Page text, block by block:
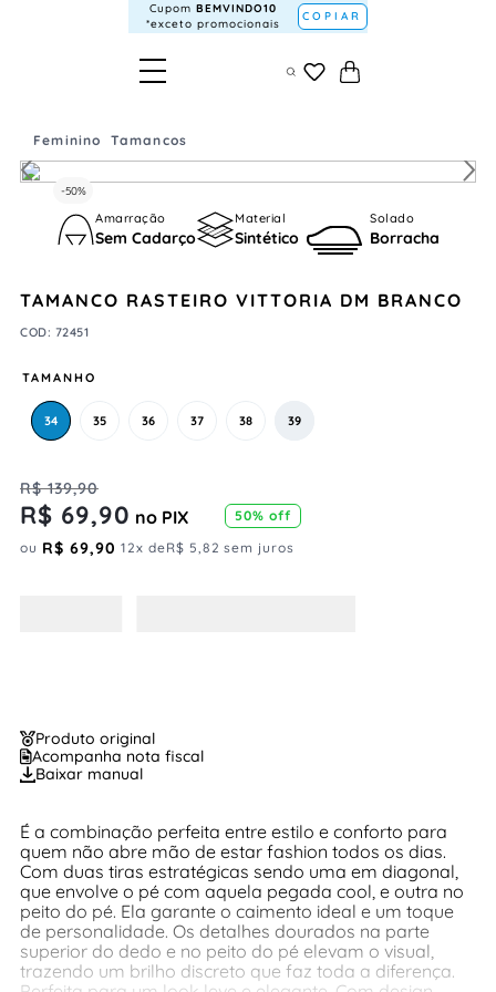
Cupom BEMVINDO10
*exceto promocionais
COPIAR
Feminino Tamancos
-50%
Amarração
Sem Cadarço
Material
Sintético
Solado
Borracha
TAMANCO RASTEIRO VITTORIA DM BRANCO
COD: 72451
TAMANHO
34 35 36 37 38 39
R$ 139,90
R$ 69,90 no PIX 50% off
ou R$ 69,90 12x deR$ 5,82 sem juros
Produto original
Acompanha nota fiscal
Baixar manual
É a combinação perfeita entre estilo e conforto para
quem não abre mão de estar fashion todos os dias.
Com duas tiras estratégicas sendo uma em diagonal,
que envolve o pé com aquela pegada cool, e outra no
peito do pé. Ela garante o caimento ideal e um toque
de personalidade. Os detalhes dourados na parte
superior do dedo e no peito do pé elevam o visual,
trazendo um brilho discreto que faz toda a diferença.